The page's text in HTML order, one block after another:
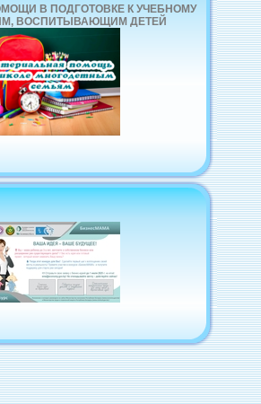
В ПОДГОТОВКЕ К УЧЕБНОМУ
ВОСПИТЫВАЮЩИМ ДЕТЕЙ